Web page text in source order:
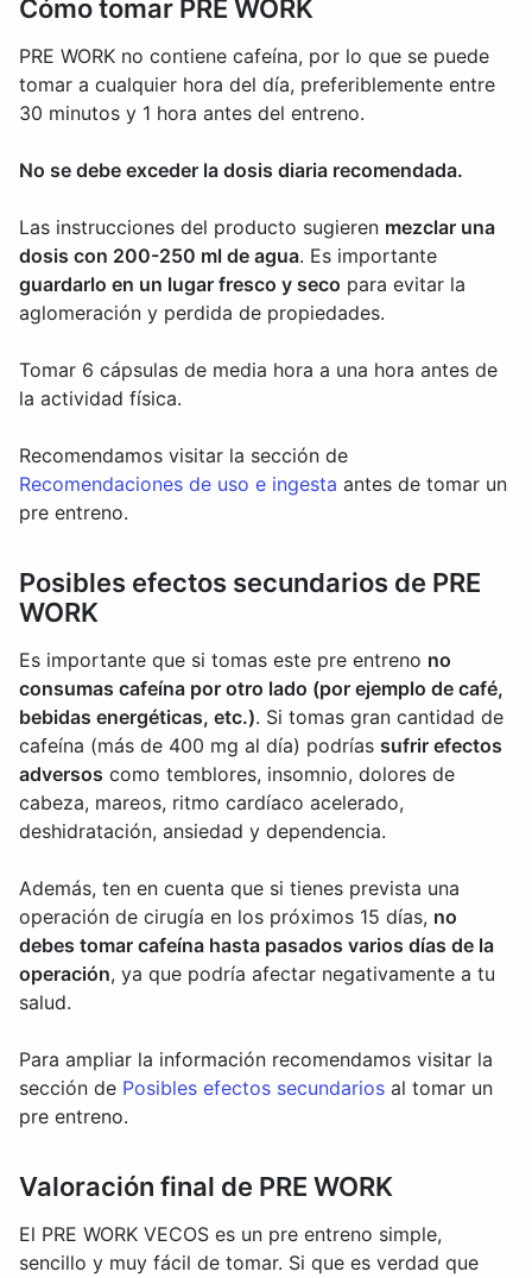
Cómo tomar PRE WORK
PRE WORK no contiene cafeína, por lo que se puede
tomar a cualquier hora del día, preferiblemente entre
30 minutos y 1 hora antes del entreno.
No se debe exceder la dosis diaria recomendada.
Las instrucciones del producto sugieren mezclar una
dosis con 200-250 ml de agua. Es importante
guardarlo en un lugar fresco y seco para evitar la
aglomeración y perdida de propiedades.
Tomar 6 cápsulas de media hora a una hora antes de
la actividad física.
Recomendamos visitar la sección de
Recomendaciones de uso e ingesta antes de tomar un
pre entreno.
Posibles efectos secundarios de PRE
WORK
Es importante que si tomas este pre entreno no
consumas cafeína por otro lado (por ejemplo de café,
bebidas energéticas, etc.). Si tomas gran cantidad de
cafeína (más de 400 mg al día) podrías sufrir efectos
adversos como temblores, insomnio, dolores de
cabeza, mareos, ritmo cardíaco acelerado,
deshidratación, ansiedad y dependencia.
Además, ten en cuenta que si tienes prevista una
operación de cirugía en los próximos 15 días, no
debes tomar cafeína hasta pasados varios días de la
operación, ya que podría afectar negativamente a tu
salud.
Para ampliar la información recomendamos visitar la
sección de Posibles efectos secundarios al tomar un
pre entreno.
Valoración final de PRE WORK
El PRE WORK VECOS es un pre entreno simple,
sencillo y muy fácil de tomar. Si que es verdad que